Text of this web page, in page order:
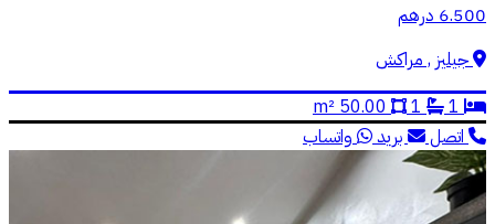
6.500 درهم
جيليز , مراكش
اتصل
بريد واتساب